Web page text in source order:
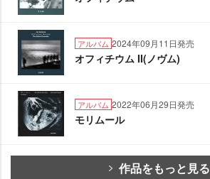
アルバム 2024年09月11日発売
オフィチウム II(ノヴム)
アルバム 2022年06月29日発売
モリムール
作品をもっと見る